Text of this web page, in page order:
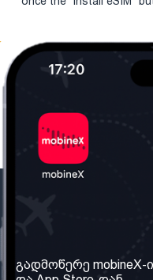
ჩვენ შესახებ
გადმოწერე